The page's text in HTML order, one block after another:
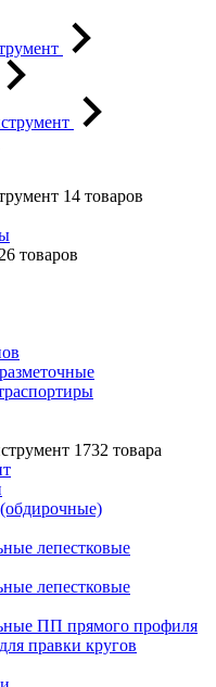
14 товаров
26 товаров
1732 товара
лепестковые
лепестковые
ПП прямого профиля
правки кругов